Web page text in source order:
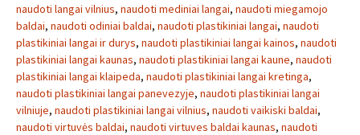
naudoti langai vilnius, naudoti mediniai langai, naudoti miegamojo
baldai, naudoti odiniai baldai, naudoti plastikiniai langai, naudoti
plastikiniai langai ir durys, naudoti plastikiniai langai kainos, naudoti
plastikiniai langai kaunas, naudoti plastikiniai langai kaune, naudoti
plastikiniai langai klaipeda, naudoti plastikiniai langai kretinga,
naudoti plastikiniai langai panevezyje, naudoti plastikiniai langai
vilniuje, naudoti plastikiniai langai vilnius, naudoti vaikiski baldai,
naudoti virtuvės baldai, naudoti virtuves baldai kaunas, naudoti